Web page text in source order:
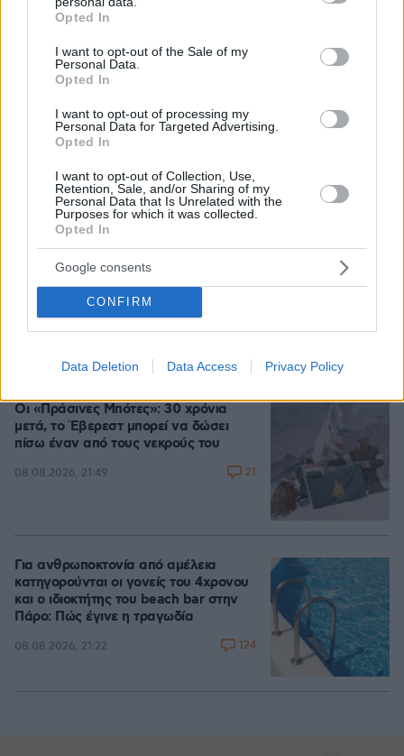
grant or deny consent to Google and its third-party tags to
use your data for below specified purposes in below Google
consent section.
Opted In
I want to opt-out of the Sale of my
Personal Data.
Opted In
I want to opt-out of processing my
Personal Data for Targeted Advertising.
Opted In
I want to opt-out of Collection, Use,
Retention, Sale, and/or Sharing of my
Personal Data that Is Unrelated with the
Purposes for which it was collected.
Opted In
Google consents
CONFIRM
Data Deletion Data Access Privacy Policy
09.08.2026, 08:01
Ο 15χρονος που δεν πρόλαβε να
ξεφύγει από το τσουνάμι μπορεί ν'
αλλάξει τη χρονολογία της μεγάλης
08.08.2026, 18:08 75
Πινακίδες κυκλοφορίας με λίγα κλικ: Τι
αλλάζει σε παραγγελία, πληρωμή και
έκδοση
09.08.2026, 08:14
Οι «Πράσινες Μπότες»: 30 χρόνια
μετά, το Έβερεστ μπορεί να δώσει
πίσω έναν από τους νεκρούς του
08.08.2026, 21:49 21
Για ανθρωποκτονία από αμέλεια
κατηγορούνται οι γονείς του 4χρονου
και ο ιδιοκτήτης του beach bar στην
Πάρο: Πώς έγινε η τραγωδία
08.08.2026, 21:22 124